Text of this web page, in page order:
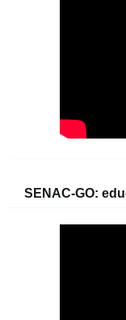
SENAC-GO: